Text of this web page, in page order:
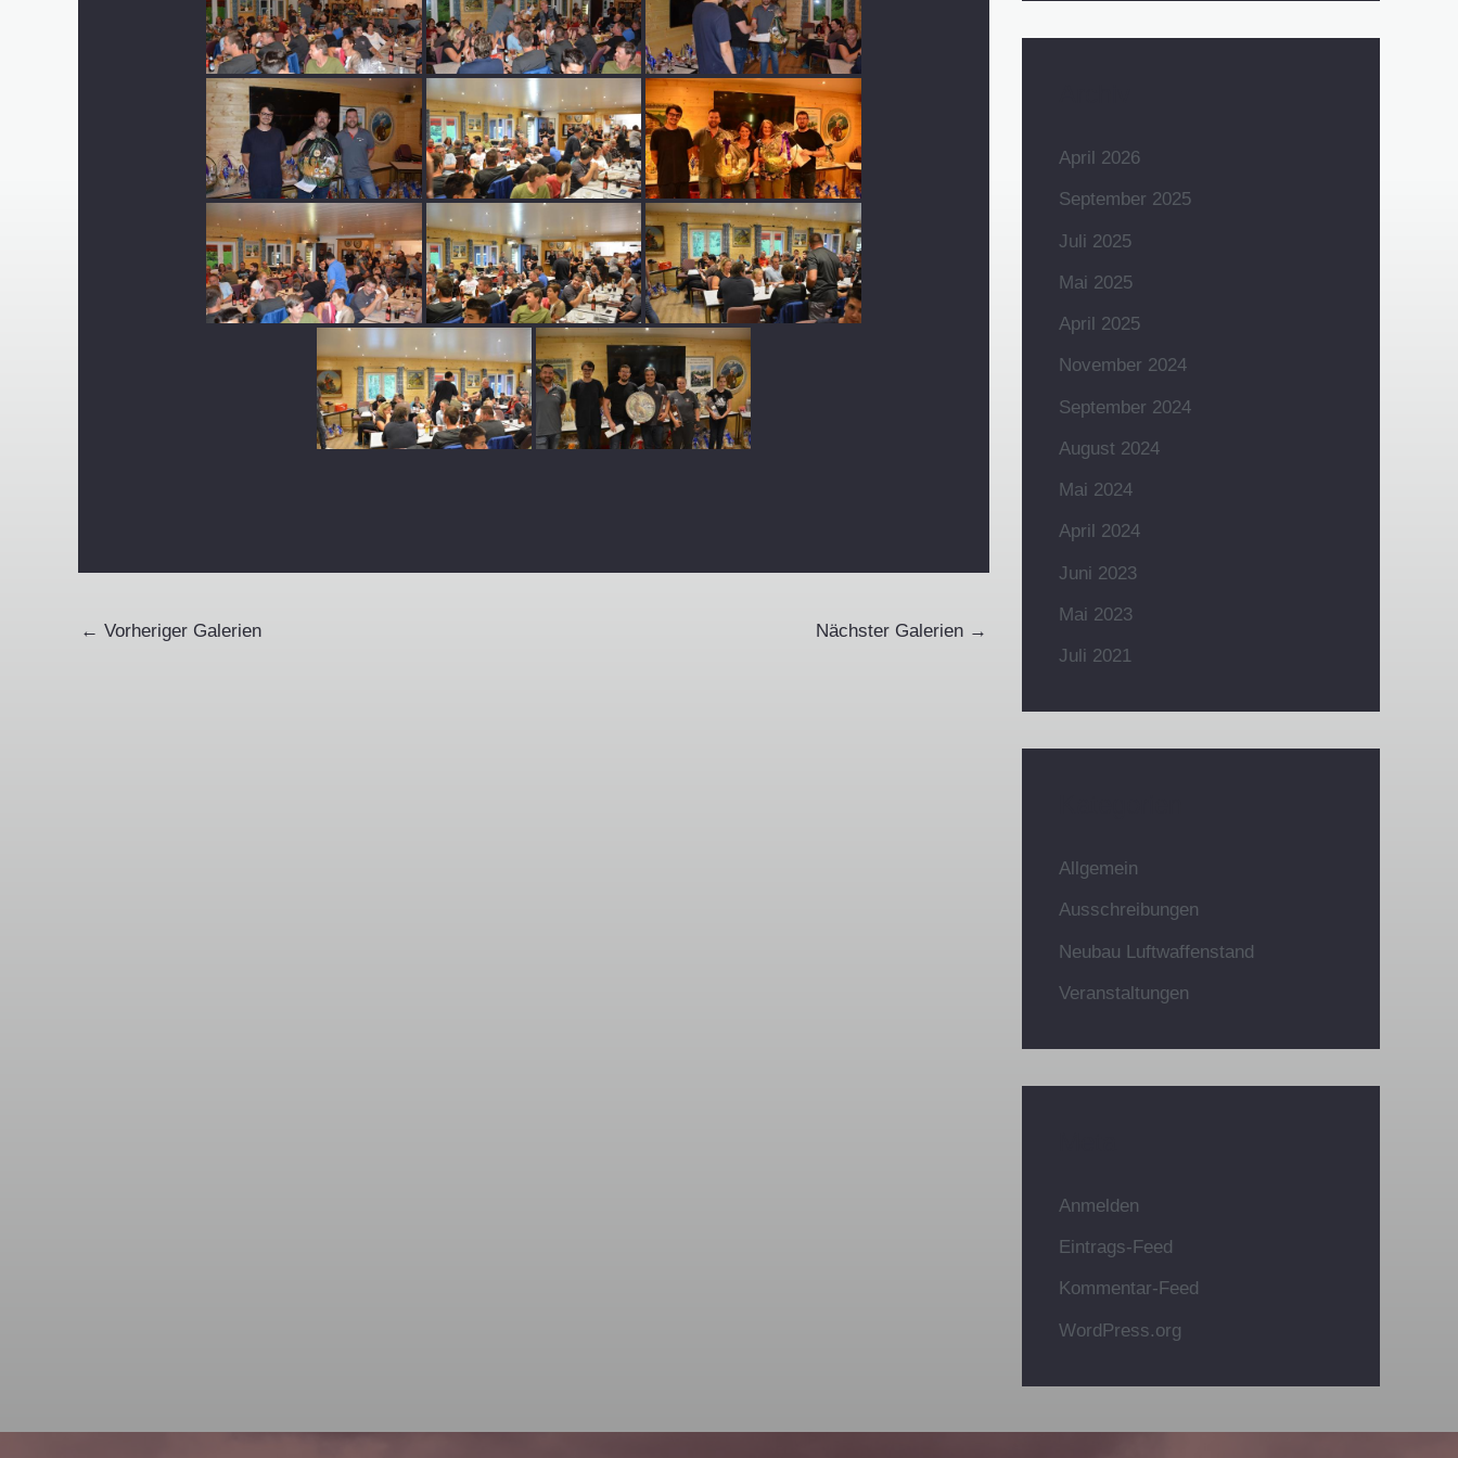
← Vorheriger Galerien Nächster Galerien →
April 2026
September 2025
Juli 2025
Mai 2025
April 2025
November 2024
September 2024
August 2024
Mai 2024
April 2024
Juni 2023
Mai 2023
Juli 2021
Allgemein
Ausschreibungen
Neubau Luftwaffenstand
Veranstaltungen
Anmelden
Eintrags-Feed
Kommentar-Feed
WordPress.org